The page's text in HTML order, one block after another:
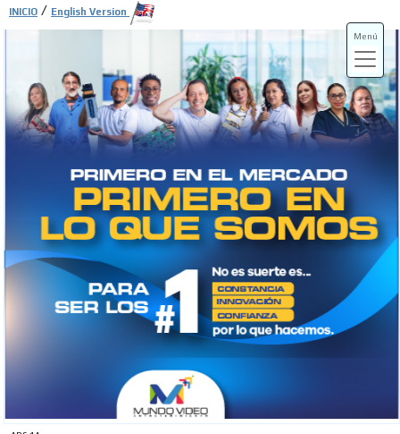
Menú
INICIO / English Version
ADS-3A
ADS-3B